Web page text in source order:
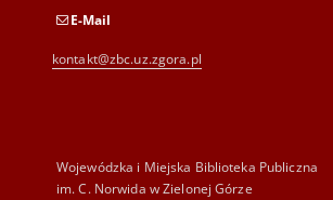
E-Mail
kontakt@zbc.uz.zgora.pl
Wojewódzka i Miejska Biblioteka Publiczna
im. C. Norwida w Zielonej Górze